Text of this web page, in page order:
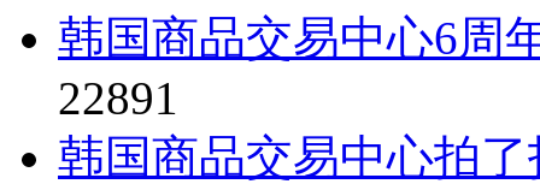
韩国商品交易中心6周
22891
韩国商品交易中心拍